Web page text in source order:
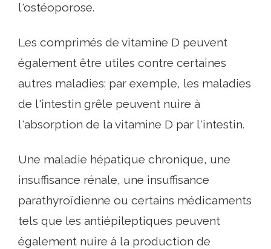
l'ostéoporose.
Les comprimés de vitamine D peuvent
également être utiles contre certaines
autres maladies: par exemple, les maladies
de l'intestin grêle peuvent nuire à
l'absorption de la vitamine D par l'intestin.
Une maladie hépatique chronique, une
insuffisance rénale, une insuffisance
parathyroïdienne ou certains médicaments
tels que les antiépileptiques peuvent
également nuire à la production de